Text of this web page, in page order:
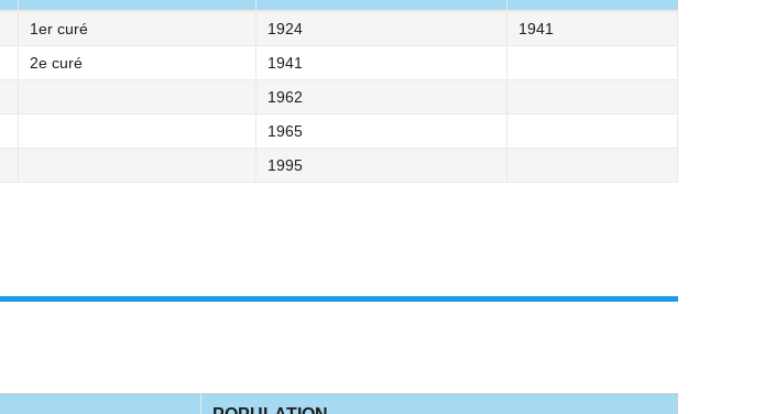
1er curé 1924
1941
2e curé
1941
1962
1965
1995